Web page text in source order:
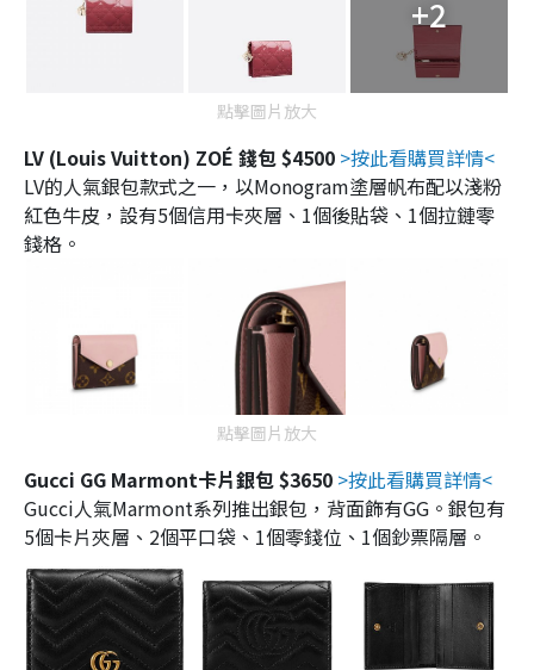
+2
點擊圖片放大
LV (Louis Vuitton) ZOÉ 錢包 $4500 >按此看購買詳情<
LV的人氣銀包款式之一，以Monogram塗層帆布配以淺粉
紅色牛皮，設有5個信用卡夾層、1個後貼袋、1個拉鏈零
錢格。
點擊圖片放大
Gucci GG Marmont卡片銀包 $3650 >按此看購買詳情<
Gucci人氣Marmont系列推出銀包，背面飾有GG。銀包有
5個卡片夾層、2個平口袋、1個零錢位、1個鈔票隔層。